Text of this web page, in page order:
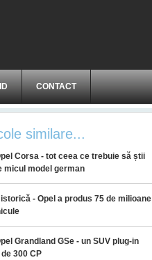
CONTACT
similare...
Corsa - tot ceea ce trebuie să știi
micul model german
- Opel a produs 75 de milioane
Grandland GSe - un SUV plug-in
300 CP